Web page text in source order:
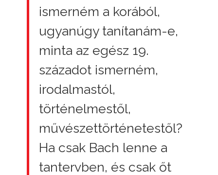
ismerném a korából,
ugyanúgy tanítanám-e,
minta az egész 19.
századot ismerném,
irodalmastól,
történelmestől,
művészettörténetestől?
Ha csak Bach lenne a
tantervben, és csak őt